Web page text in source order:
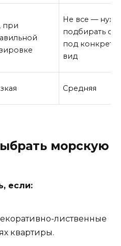
при
Не все —
подбирать
под
вид
Средняя
морскую
если:
лиственные
квартиры.